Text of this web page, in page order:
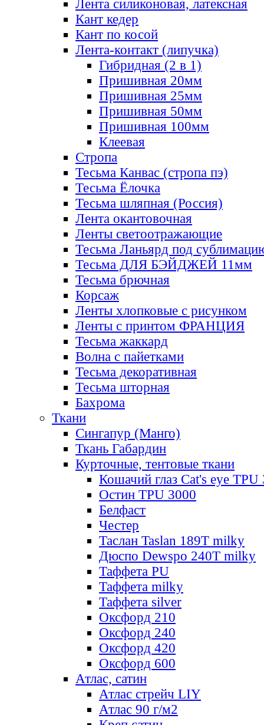
Лента силиконовая, латексная
Кант кедер
Кант по косой
Лента-контакт (липучка)
Гибридная (2 в 1)
Пришивная 20мм
Пришивная 25мм
Пришивная 50мм
Пришивная 100мм
Клеевая
Стропа
Тесьма Канвас (стропа пэ)
Тесьма Ёлочка
Тесьма шляпная (Россия)
Лента окантовочная
Ленты светоотражающие
Тесьма Ланьярд под
Тесьма ДЛЯ БЭЙДЖЕЙ 11мм
Тесьма брючная
Корсаж
Ленты хлопковые с рисунком
Ленты с принтом ФРАНЦИЯ
Тесьма жаккард
Волна с пайетками
Тесьма декоративная
Тесьма шторная
Бахрома
Ткани
Сингапур (Манго)
Ткань Габардин
Курточные, тентовые ткани
Кошачий глаз Cat's eye TPU
Остин TPU 3000
Белфаст
Честер
Таслан Taslan 189T milky
Дюспо Dewspo 240T milky
Таффета PU
Таффета milky
Таффета silver
Оксфорд 210
Оксфорд 240
Оксфорд 420
Оксфорд 600
Атлас, сатин
Атлас стрейч LIY
Атлас 90 г/м2